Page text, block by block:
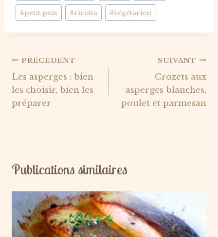
la
#petit pois #ricotta #végétarien
Navigation
de
l’article
PRÉCÉDENT
Les asperges : bien
les choisir, bien les
préparer
SUIVANT
Crozets aux
asperges blanches,
poulet et parmesan
Publications similaires